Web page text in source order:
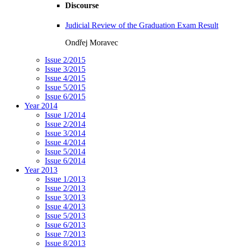
Discourse
Judicial Review of the Graduation Exam Result
Ondřej Moravec
Issue 2/2015
Issue 3/2015
Issue 4/2015
Issue 5/2015
Issue 6/2015
Year 2014
Issue 1/2014
Issue 2/2014
Issue 3/2014
Issue 4/2014
Issue 5/2014
Issue 6/2014
Year 2013
Issue 1/2013
Issue 2/2013
Issue 3/2013
Issue 4/2013
Issue 5/2013
Issue 6/2013
Issue 7/2013
Issue 8/2013